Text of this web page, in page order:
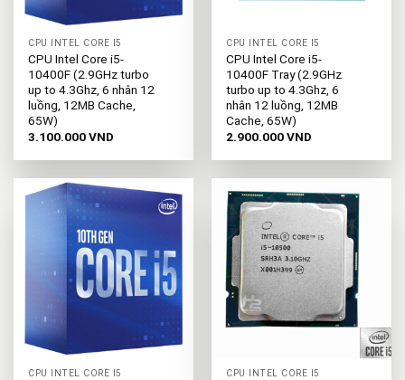
CPU INTEL CORE I5
CPU Intel Core i5-
10400F (2.9GHz turbo
up to 4.3Ghz, 6 nhân 12
luồng, 12MB Cache,
65W)
3.100.000VND
CPU INTEL CORE I5
CPU Intel Core i5-
10400F Tray (2.9GHz
turbo up to 4.3Ghz, 6
nhân 12 luồng, 12MB
Cache, 65W)
2.900.000VND
CPU INTEL CORE I5 CPU INTEL CORE I5